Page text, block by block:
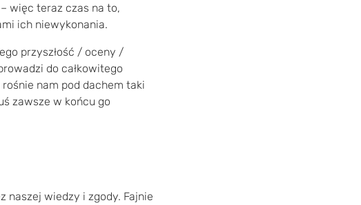
więc teraz czas na to,
ich niewykonania.
przyszłość / oceny /
do całkowitego
nam pod dachem taki
zawsze w końcu go
naszej wiedzy i zgody. Fajnie